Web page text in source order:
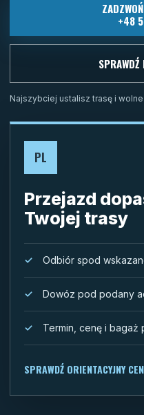
+48
SPRAWDŹ
Najszybciej ustalisz trasę i
PL
Przejazd
Twojej trasy
Odbiór spod
Dowóz pod podany
Termin, cenę i
SPRAWDŹ ORIENTACYJNY